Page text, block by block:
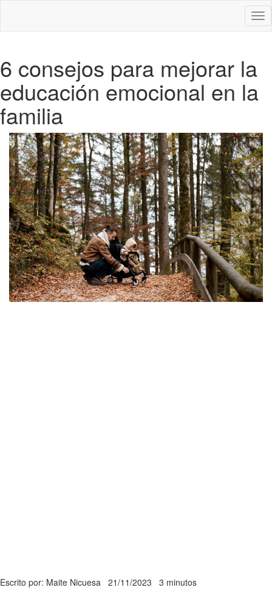
6 consejos para mejorar la
educación emocional en la
familia
Escrito por: Maite Nicuesa 21/11/2023 3 minutos